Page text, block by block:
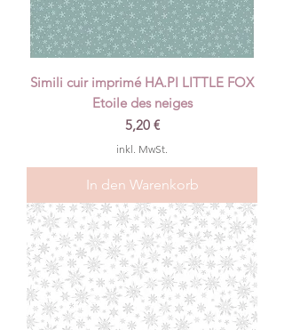
Simili cuir imprimé HA.PI LITTLE FOX
Etoile des neiges
Preis
5,20 €
inkl. MwSt.
In den Warenkorb